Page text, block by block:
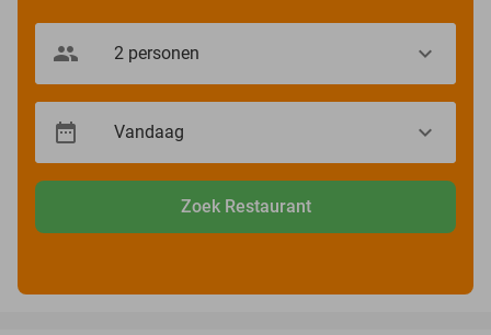
Zoek Restaurant